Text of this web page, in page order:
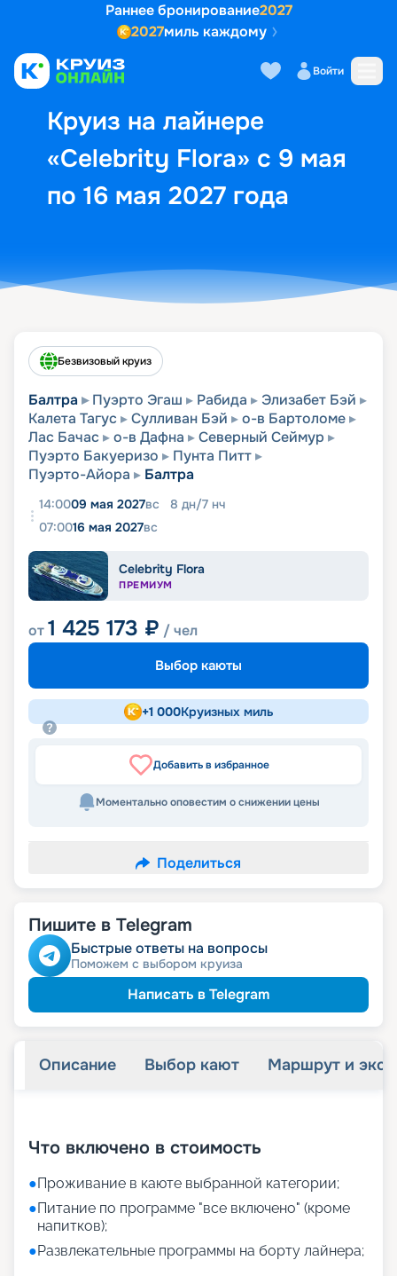
Раннее бронирование2027
2027миль каждому
Войти
Круиз на лайнере
«Celebrity Flora» с 9 мая
по 16 мая 2027 года
Выбор кают Маршрут и
Безвизовый круиз
Балтра Пуэрто Эгаш Рабида
Элизабет Бэй
Калета Тагус
Сулливан Бэй
о-в Бартоломе
Лас Бачас
о-в Дафна
Северный Сеймур
Пуэрто Бакуеризо
Пунта Питт
Пуэрто-Айора
Балтра
14:0009 мая 2027вс 8 дн/7 нч
07:0016 мая 2027вс
Celebrity Flora
ПРЕМИУМ
от1 425 173 ₽ / чел
Выбор каюты
+1 000Круизных миль
Добавить в избранное
Моментально оповестим о снижении цены
Поделиться
Пишите в Telegram
Быстрые ответы на вопросы
Поможем с выбором круиза
Написать в Telegram
Описание Выбор кают Маршрут и
Что включено в стоимость
●Проживание в каюте выбранной категории;
●Питание по программе "все включено" (кроме
напитков);
●Развлекательные программы на борту лайнера;